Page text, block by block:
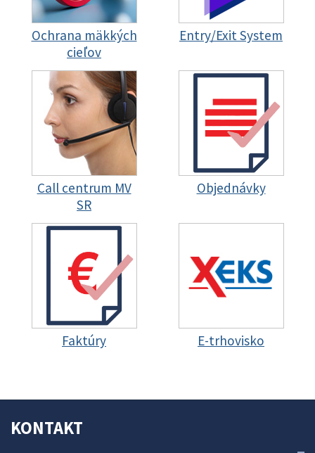
Ochrana mäkkých
cieľov
Entry/Exit System
Call centrum MV
SR
Objednávky
Faktúry E-trhovisko
KONTAKT